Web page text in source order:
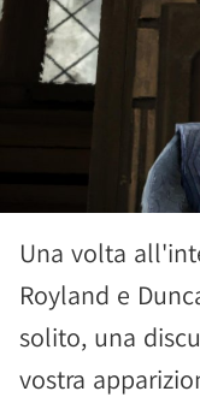
Una volta
Royland e
solito, una
vostra